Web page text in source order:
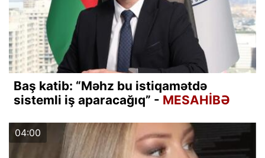
Baş katib: “Məhz bu istiqamətdə
sistemli iş aparacağıq” - MESAHİBƏ
04:00